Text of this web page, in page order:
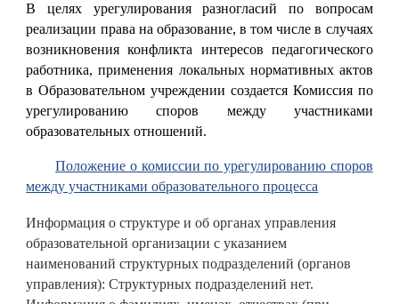
В целях урегулирования разногласий по вопросам
реализации права на образование, в том числе в случаях
возникновения конфликта интересов педагогического
работника, применения локальных нормативных актов
в Образовательном учреждении создается Комиссия по
урегулированию споров между участниками
образовательных отношений.
Положение о комиссии по урегулированию споров
между участниками образовательного процесса
Информация о структуре и об органах управления
образовательной организации с указанием
наименований структурных подразделений (органов
управления): Структурных подразделений нет.